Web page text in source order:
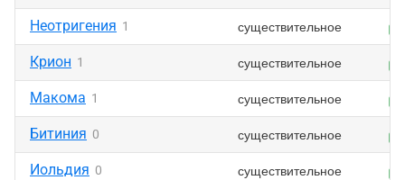
Неотригения 1 существительное
Крион 1 существительное
Макома 1 существительное
Битиния 0 существительное
Иольдия 0 существительное